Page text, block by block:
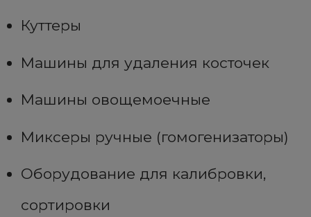
Куттеры
Машины для удаления косточек
Машины овощемоечные
Миксеры ручные (гомогенизаторы)
Оборудование для калибровки,
сортировки